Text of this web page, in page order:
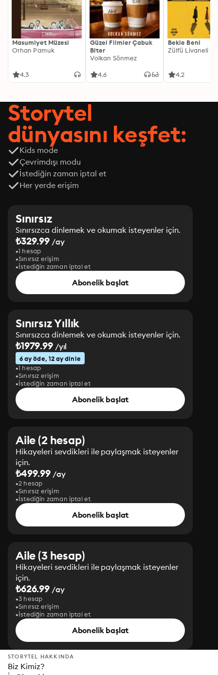
Masumiyet Müzesi
Orhan Pamuk
4.3
Güzel Filmler Çabuk
Biter
Volkan Sönmez
4.6
Bekle Beni
Zülfü Livaneli
4.2
Storytel
dünyasını keşfet:
Kids mode
Çevrimdışı modu
İstediğin zaman iptal et
Her yerde erişim
Sınırsız
Sınırsızca dinlemek ve okumak isteyenler için.
₺329.99 /ay
1 hesap
Sınırsız erişim
İstediğin zaman iptal et
Abonelik başlat
Sınırsız Yıllık
Sınırsızca dinlemek ve okumak isteyenler için.
₺1979.99/yıl
6 ay öde, 12 ay dinle
1 hesap
Sınırsız erişim
İstediğin zaman iptal et
Abonelik başlat
Aile (2 hesap)
Hikayeleri sevdikleri ile paylaşmak isteyenler
için.
₺499.99 /ay
2 hesap
Sınırsız erişim
İstediğin zaman iptal et
Abonelik başlat
Aile (3 hesap)
Hikayeleri sevdikleri ile paylaşmak isteyenler
için.
₺626.99 /ay
3 hesap
Sınırsız erişim
İstediğin zaman iptal et
Abonelik başlat
STORYTEL HAKKINDA
Biz Kimiz?